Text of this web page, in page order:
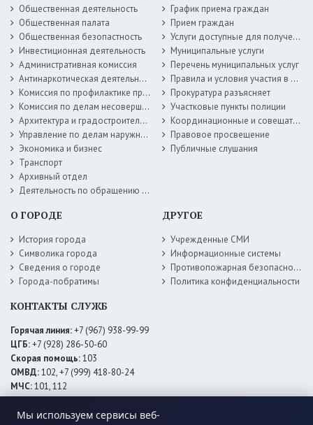
Мы используем сервисы веб-
Общественная деятельность
Общественная палата
Общественная безопастность
Инвестиционная деятельность
Административная комиссия
Антинаркотическая деятельность
Комиссия по профилактике правонарушений
Комиссия по делам несовершеннолетних
Архитектура и градостроительство
Управление по делам наружной рекламы
Экономика и бизнес
Транспорт
Архивный отдел
Деятельность по обращению с животными без владельцев
График приема граждан
Прием граждан
Услуги доступные для получения в электронной форме
Муниципальные услуги
Перечень муниципальных услуг
Правила и условия участия в жилищных программах
Прокуратура разъясняет
Участковые пункты полиции
Координационные и совещательные органы
Правовое просвещение
Публичные слушания
О ГОРОДЕ
История города
Символика города
Сведения о городе
Города-побратимы
ДРУГОЕ
Учрежденные СМИ
Информационные системы
Противопожарная безопасность
Политика конфиденциальности
КОНТАКТЫ СЛУЖБ
Горячая линия:+7 (967) 938-99-99
ЦГБ:+7 (928) 286-50-60
Скорая помощь:103
ОМВД:102, +7 (999) 418-80-24
МЧС:101, 112
ЕДДС:+7 (928) 576-09-83
Электросети:+7 (800) 220-02-20